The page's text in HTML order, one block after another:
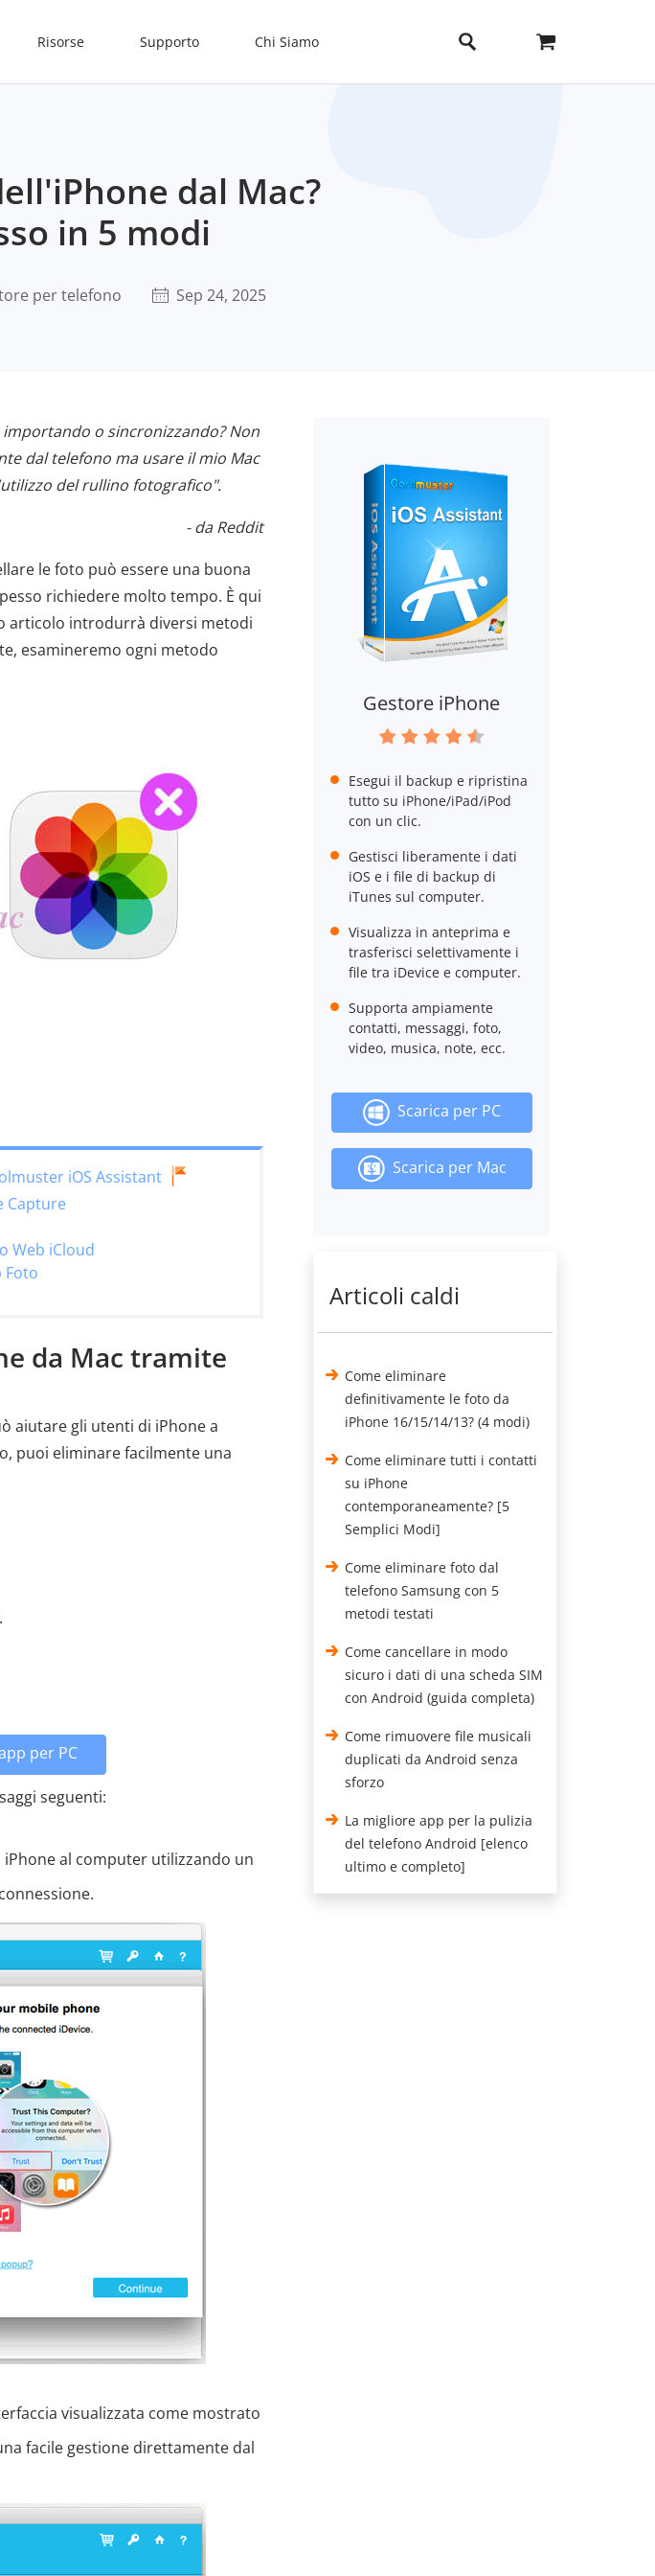
Risorse Supporto Chi Siamo
dal Mac?
in 5 modi
per telefono Sep 24, 2025
o sincronizzando? Non
dal telefono ma usare il mio Mac
del rullino fotografico".
- da Reddit
le foto può essere una buona
richiedere molto tempo. È qui
articolo introdurrà diversi metodi
esamineremo ogni metodo
iOS Assistant
Capture
Web iCloud
Foto
da Mac tramite
aiutare gli utenti di iPhone a
puoi eliminare facilmente una
per PC
seguenti:
al computer utilizzando un
visualizzata come mostrato
facile gestione direttamente dal
Gestore iPhone
Esegui il backup e ripristina
tutto su iPhone/iPad/iPod
con un clic.
Gestisci liberamente i dati
iOS e i file di backup di
iTunes sul computer.
Visualizza in anteprima e
trasferisci selettivamente i
file tra iDevice e computer.
Supporta ampiamente
contatti, messaggi, foto,
video, musica, note, ecc.
Scarica per PC
Scarica per Mac
Articoli caldi
Come eliminare
definitivamente le foto da
iPhone 16/15/14/13? (4 modi)
Come eliminare tutti i contatti
su iPhone
contemporaneamente? [5
Semplici Modi]
Come eliminare foto dal
telefono Samsung con 5
metodi testati
Come cancellare in modo
sicuro i dati di una scheda SIM
con Android (guida completa)
Come rimuovere file musicali
duplicati da Android senza
sforzo
La migliore app per la pulizia
del telefono Android [elenco
ultimo e completo]